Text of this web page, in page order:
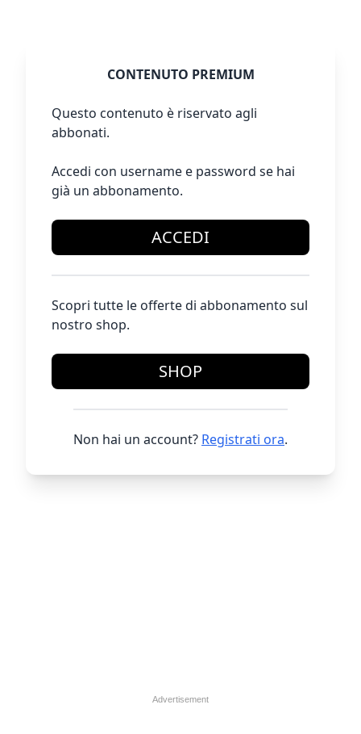
CONTENUTO PREMIUM
Questo contenuto è riservato agli
abbonati.
Accedi con username e password se hai
già un abbonamento.
ACCEDI
Scopri tutte le offerte di abbonamento sul
nostro shop.
SHOP
Non hai un account? Registrati ora.